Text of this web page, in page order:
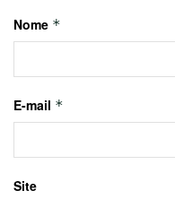
Nome *
E-mail *
Site